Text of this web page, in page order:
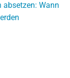
absetzen: Wann